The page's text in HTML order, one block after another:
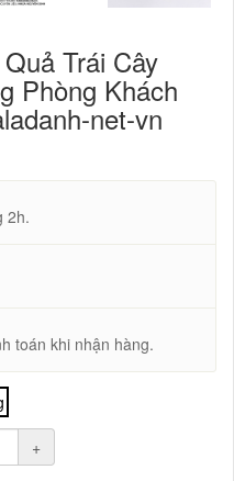
Trái Cây
Phòng Khách
net-vn
2h.
toán khi nhận hàng.
+